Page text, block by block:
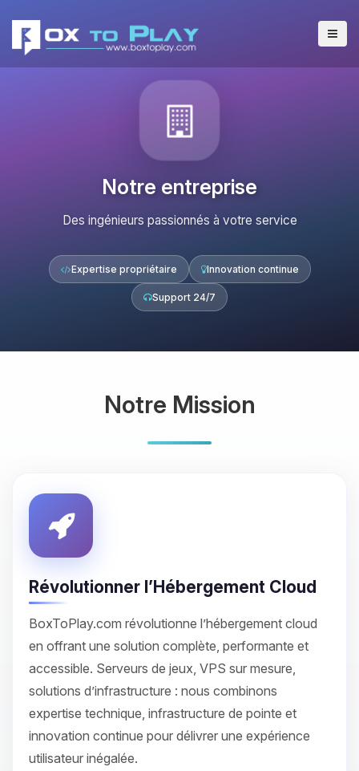
Notre entreprise
Des ingénieurs passionnés à votre service
Expertise propriétaire Innovation continue
Support 24/7
Notre Mission
Révolutionner l’Hébergement Cloud
BoxToPlay.com révolutionne l’hébergement cloud
en offrant une solution complète, performante et
accessible. Serveurs de jeux, VPS sur mesure,
solutions d’infrastructure : nous combinons
expertise technique, infrastructure de pointe et
innovation continue pour délivrer une expérience
utilisateur inégalée.